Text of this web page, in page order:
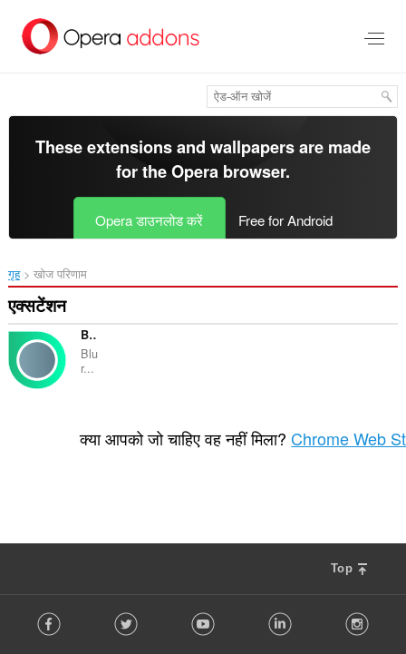
सामग्री
These extensions and wallpapers are made
for theOpera browser.
Opera डाउनलोड करें Free for Android
गृह खोज परिणाम
एक्सटेंशन
Blurry - Blur images & videos on web
Blu
r...
ख्या
क्या आपको जो चाहिए वह नहीं मिला? Chrome Web
Top
o Facebook Twitter Youtube LinkedIn